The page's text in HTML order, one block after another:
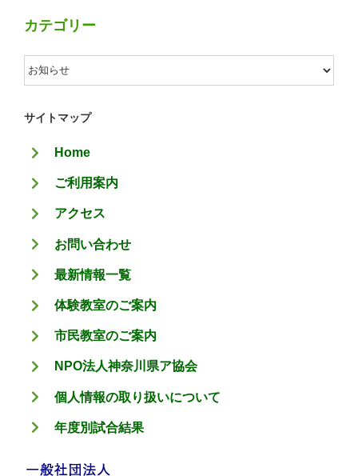
カテゴリー
カ
テ
ゴ
ー
サイトマップ
Home
ご利用案内
アクセス
お問い合わせ
最新情報一覧
体験教室のご案内
市民教室のご案内
NPO法人神奈川県ア協会
個人情報の取り扱いについて
年度別試合結果